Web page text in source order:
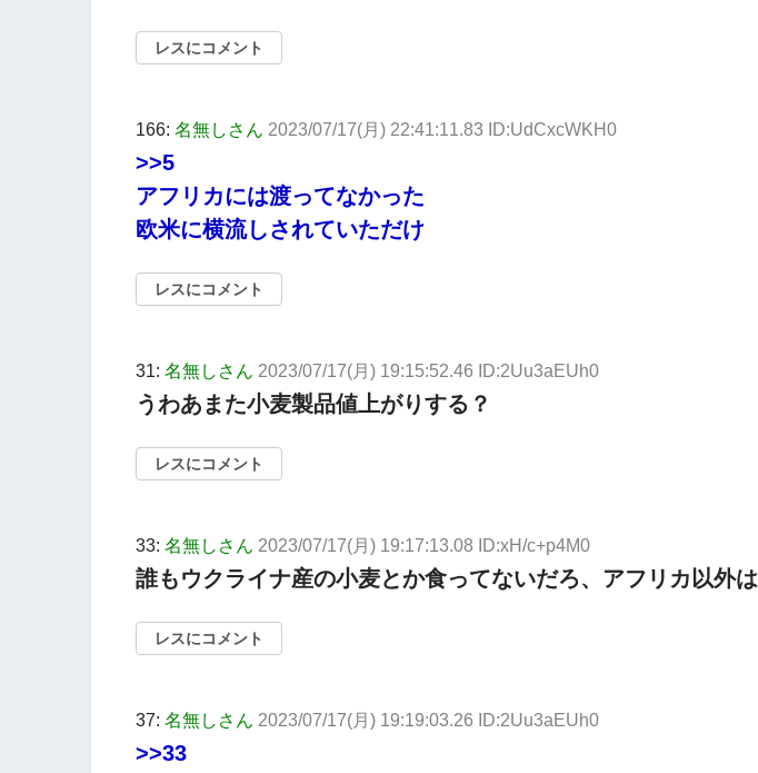
レスにコメント
166: 名無しさん 2023/07/17(月) 22:41:11.83 ID:UdCxcWKH0
>>5
アフリカには渡ってなかった
欧米に横流しされていただけ
レスにコメント
31: 名無しさん 2023/07/17(月) 19:15:52.46 ID:2Uu3aEUh0
うわあまた小麦製品値上がりする？
レスにコメント
33: 名無しさん 2023/07/17(月) 19:17:13.08 ID:xH/c+p4M0
誰もウクライナ産の小麦とか食ってないだろ、アフリカ以外は
レスにコメント
37: 名無しさん 2023/07/17(月) 19:19:03.26 ID:2Uu3aEUh0
>>33